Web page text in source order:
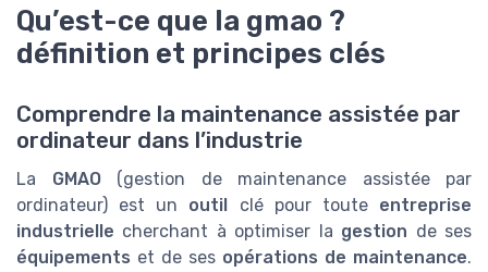
Qu’est-ce que la gmao ?
définition et principes clés
Comprendre la maintenance assistée par
ordinateur dans l’industrie
La GMAO(gestion de maintenance assistée par
ordinateur) est un outil clé pour toute entreprise
industrielle cherchant à optimiser la gestion de ses
équipements et de ses opérations de maintenance.